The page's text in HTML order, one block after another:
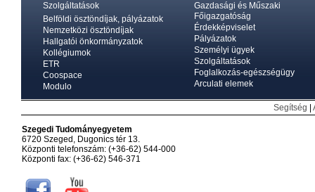
Szolgáltatások
Belföldi ösztöndíjak, pályázatok
Nemzetközi ösztöndíjak
Hallgatói önkormányzatok
Kollégiumok
ETR
Coospace
Modulo
Gazdasági és Műszaki
Főigazgatóság
Érdekképviselet
Pályázatok
Személyi ügyek
Szolgáltatások
Foglalkozás-egészségügy
Arculati elemek
Segítség
Szegedi Tudományegyetem
6720 Szeged, Dugonics tér 13.
Központi telefonszám: (+36-62) 544-000
Központi fax: (+36-62) 546-371